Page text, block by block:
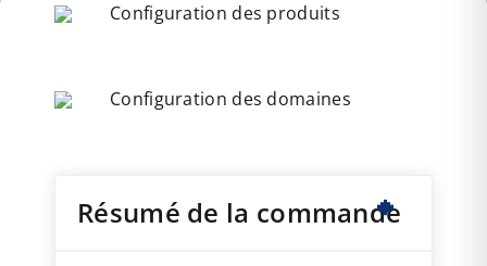
Configuration des produits
Configuration des domaines
Résumé de la commande